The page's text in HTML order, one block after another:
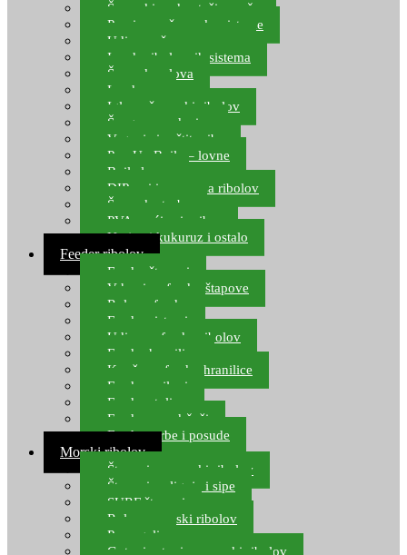
Šaranski podmetači, mreže
Pernice za šaranske sisteme
Udice za šarana, amura
Izrada ribolovnih sistema
Šaranska olova
Leadcore
Igle za šaranski ribolov
Špage, upredenice
Vaganje i zaštita ribe
Pop Up Boile – lovne
Boile lovne
DIP-ovi i arome za ribolov
Šaranske torbe
PVA vrećice i pribor
Umjetni kukuruz i ostalo
Feeder ribolov
Feeder štapovi
Vrhovi za feeder štapove
Role za feeder
Feeder sistemi
Udice za feeder ribolov
Feeder hranilice
Kopče za feeder hranilice
Feeder najloni
Feeder stolice
Feeder arm držači
Feeder torbe i posude
Morski ribolov
Štapovi za morski ribolov
Štapovi za lignje i sipe
SURF štapovi
Role za morski ribolov
Parangali
Gotovi setovi za morski ribolov